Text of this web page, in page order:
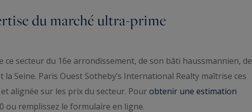
du marché ultra-prime
ce secteur du 16e arrondissement, de son bâti haussmannien, de
Seine. Paris Ouest Sotheby’s International Realty maîtrise ces
alignée sur les prix du secteur. Pourobtenir une estimation
ou remplissez le formulaire en ligne.